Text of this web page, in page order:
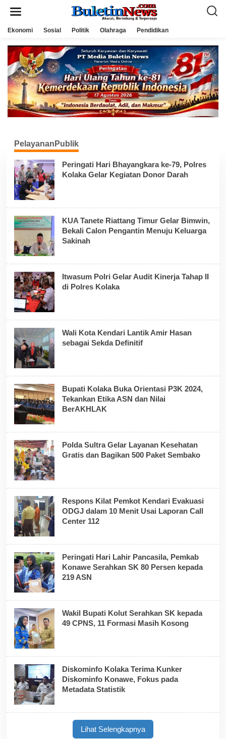
Ekonomi Sosial Politik Olahraga Pendidikan
PelayananPublik
Peringati Hari Bhayangkara ke-79, Polres
Kolaka Gelar Kegiatan Donor Darah
KUA Tanete Riattang Timur Gelar Bimwin,
Bekali Calon Pengantin Menuju Keluarga
Sakinah
Itwasum Polri Gelar Audit Kinerja Tahap II
di Polres Kolaka
Wali Kota Kendari Lantik Amir Hasan
sebagai Sekda Definitif
Bupati Kolaka Buka Orientasi P3K 2024,
Tekankan Etika ASN dan Nilai
BerAKHLAK
Polda Sultra Gelar Layanan Kesehatan
Gratis dan Bagikan 500 Paket Sembako
Respons Kilat Pemkot Kendari Evakuasi
ODGJ dalam 10 Menit Usai Laporan Call
Center 112
Peringati Hari Lahir Pancasila, Pemkab
Konawe Serahkan SK 80 Persen kepada
219 ASN
Wakil Bupati Kolut Serahkan SK kepada
49 CPNS, 11 Formasi Masih Kosong
Diskominfo Kolaka Terima Kunker
Diskominfo Konawe, Fokus pada
Metadata Statistik
Lihat Selengkapnya